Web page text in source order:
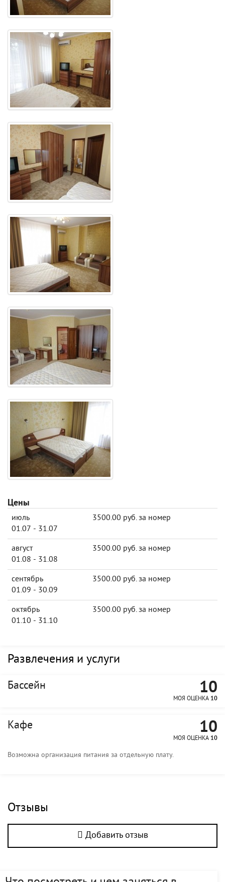
Цены
июль
01.07 - 31.07
3500.00 руб. за номер
август
01.08 - 31.08
3500.00 руб. за номер
сентябрь
01.09 - 30.09
3500.00 руб. за номер
октябрь
01.10 - 31.10
3500.00 руб. за номер
Развлечения и услуги
Бассейн 10
МОЯ ОЦЕНКА 10
Кафе 10
МОЯ ОЦЕНКА 10
Возможна организация питания за отдельную плату.
Отзывы
Добавить отзыв